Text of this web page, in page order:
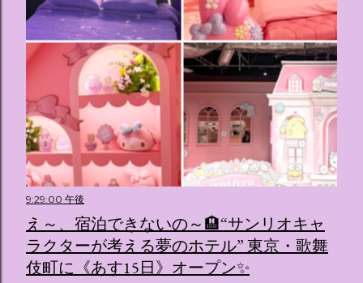
9:29:00 午後
え～、宿泊できないの～🏨“サンリオキャ
ラクターが考える夢のホテル” 東京・歌舞
伎町に《あす15日》オープン✨️